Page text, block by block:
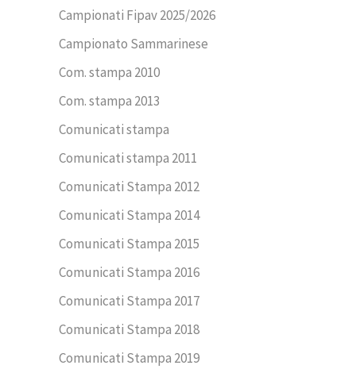
Campionati Fipav 2025/2026
Campionato Sammarinese
Com. stampa 2010
Com. stampa 2013
Comunicati stampa
Comunicati stampa 2011
Comunicati Stampa 2012
Comunicati Stampa 2014
Comunicati Stampa 2015
Comunicati Stampa 2016
Comunicati Stampa 2017
Comunicati Stampa 2018
Comunicati Stampa 2019